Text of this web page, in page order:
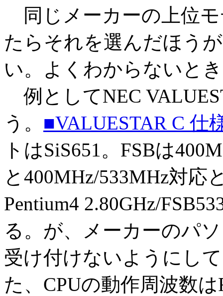
同じメーカーの上位
たらそれを選んだほう
い。よくわからないと
例としてNEC
う。 ■VALUESTAR C 仕
トはSiS651。FSBは
と400MHz/533MHz対応
Pentium4 2.80GHz/
る。が、メーカーのパ
受け付けないようにし
た、CPUの動作周波数